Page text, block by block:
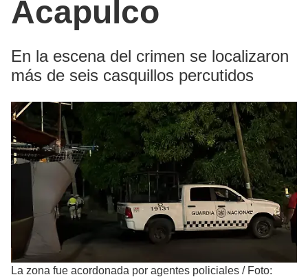
Acapulco
En la escena del crimen se localizaron
más de seis casquillos percutidos
La zona fue acordonada por agentes policiales / Foto: